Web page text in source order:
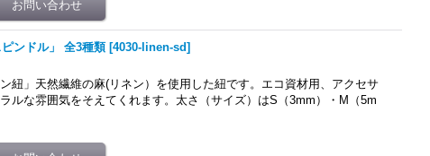
ンドル」 全3種類 [4030-linen-sd]
紐」天然繊維の麻(リネン）を使用した紐です。エコ資材用、アクセサ
ルな雰囲気をそえてくれます。太さ（サイズ）はS（3mm）・M（5m